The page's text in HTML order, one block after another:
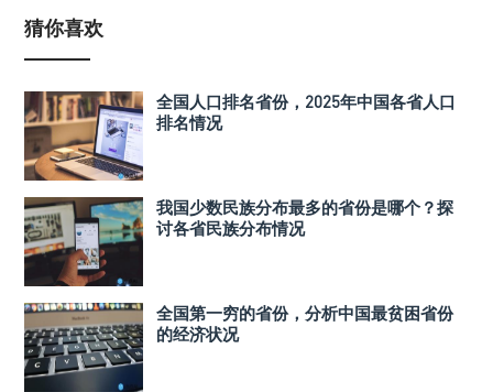
猜你喜欢
全国人口排名省份，2025年中国各省人口
排名情况
我国少数民族分布最多的省份是哪个？探
讨各省民族分布情况
全国第一穷的省份，分析中国最贫困省份
的经济状况